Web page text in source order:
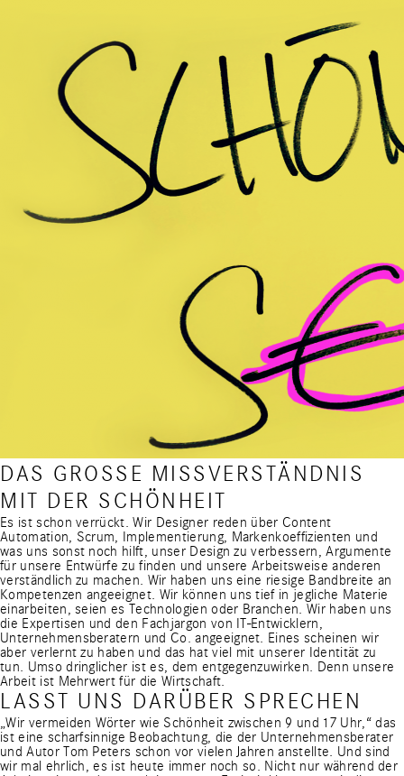
DAS GROSSE MISSVERSTÄNDNIS
MIT DER SCHÖNHEIT
Es ist schon verrückt. Wir Designer reden über Content
Automation, Scrum, Implementierung, Markenkoeffizienten und
was uns sonst noch hilft, unser Design zu verbessern, Argumente
für unsere Entwürfe zu finden und unsere Arbeitsweise anderen
verständlich zu machen. Wir haben uns eine riesige Bandbreite an
Kompetenzen angeeignet. Wir können uns tief in jegliche Materie
einarbeiten, seien es Technologien oder Branchen. Wir haben uns
die Expertisen und den Fachjargon von IT-Entwicklern,
Unternehmensberatern und Co. angeeignet. Eines scheinen wir
aber verlernt zu haben und das hat viel mit unserer Identität zu
tun. Umso dringlicher ist es, dem entgegenzuwirken. Denn unsere
Arbeit ist Mehrwert für die Wirtschaft.
LASST UNS DARÜBER SPRECHEN
„Wir vermeiden Wörter wie Schönheit zwischen 9 und 17 Uhr,“ das
ist eine scharfsinnige Beobachtung, die der Unternehmensberater
undAutor Tom Peters schon vor vielen Jahren anstellte. Und sind
wir mal ehrlich, es ist heute immer noch so. Nicht nur während der